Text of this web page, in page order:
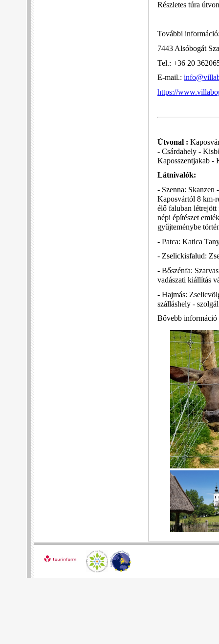
Részletes túra
További
7443 Alsóbogát
Tel.: +36 20
E-mail.:
https://
Útvonal :
- Csárdahely -
Kaposszentjakab -
Látnivalók:
- Szenna: Skanzen
Kaposvártól 8 km-
élő faluban létrejött
népi építészet
gyűjteménybe
- Patca: Katica
- Zselickisfalud:
- Bőszénfa:
vadászati kiállítás
- Hajmás:
szálláshely -
Bővebb